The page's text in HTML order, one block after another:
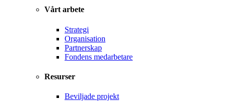
Vårt arbete
Strategi
Organisation
Partnerskap
Fondens medarbetare
Resurser
Beviljade projekt